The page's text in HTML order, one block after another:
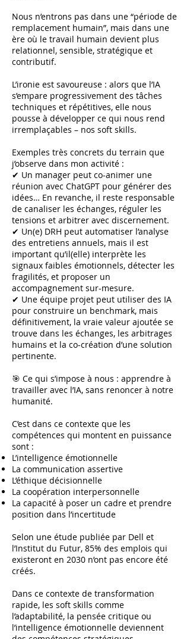
Nous n’entrons pas dans une “période de
remplacement humain”, mais dans une
ère où le travail humain devient plus
relationnel, sensible, stratégique et
contributif.
L’ironie est savoureuse : alors que l’IA
s’empare progressivement des tâches
techniques et répétitives, elle nous
pousse à développer ce qui nous rend
irremplaçables – nos soft skills.
Exemples très concrets du terrain que
j’observe dans mon activité :
✔ Un manager peut co-animer une
réunion avec ChatGPT pour générer des
idées… En revanche, il reste responsable
de canaliser les échanges, réguler les
tensions et arbitrer avec discernement.
✔ Un(e) DRH peut automatiser l’analyse
des entretiens annuels, mais il est
important qu’il(elle) interprète les
signaux faibles émotionnels, détecter les
fragilités, et proposer un
accompagnement sur-mesure.
✔ Une équipe projet peut utiliser des IA
pour construire un benchmark, mais
définitivement, la vraie valeur ajoutée se
trouve dans les échanges, les arbitrages
humains et la co-création d’une solution
pertinente.
🎯 Ce qui s’impose à nous : apprendre à
travailler avec l’IA, sans renoncer à notre
humanité.
C’est dans ce contexte que les
compétences qui montent en puissance
sont :
L’intelligence émotionnelle
La communication assertive
L’éthique décisionnelle
La coopération interpersonnelle
La capacité à poser un cadre et prendre
position dans l’incertitude
Selon une étude publiée par Dell et
l’Institut du Futur, 85% des emplois qui
existeront en 2030 n’ont pas encore été
créés.
Dans ce contexte de transformation
rapide, les soft skills comme
l’adaptabilité, la pensée critique ou
l’intelligence émotionnelle deviennent